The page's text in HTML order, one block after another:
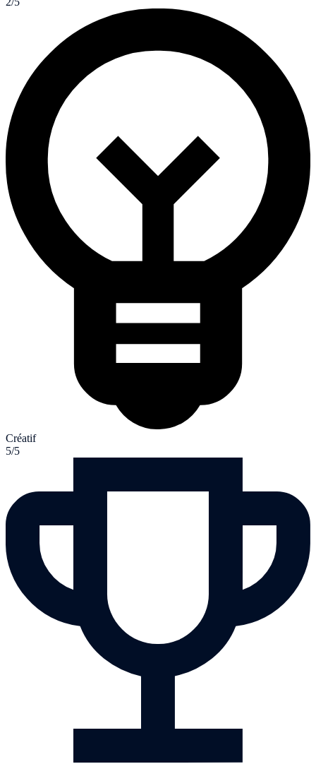
Créatif
5/5